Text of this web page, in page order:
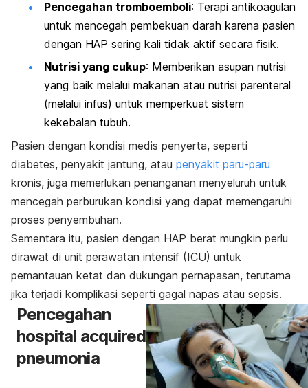
Pencegahan tromboemboli: Terapi antikoagulan
untuk mencegah pembekuan darah karena pasien
dengan HAP sering kali tidak aktif secara fisik.
Nutrisi yang cukup: Memberikan asupan nutrisi
yang baik melalui makanan atau nutrisi parenteral
(melalui infus) untuk memperkuat sistem
kekebalan tubuh.
Pasien dengan kondisi medis penyerta, seperti
diabetes, penyakit jantung, atau penyakit paru-paru
kronis, juga memerlukan penanganan menyeluruh untuk
mencegah perburukan kondisi yang dapat memengaruhi
proses penyembuhan.
Sementara itu, pasien dengan HAP berat mungkin perlu
dirawat di unit perawatan intensif (ICU) untuk
pemantauan ketat dan dukungan pernapasan, terutama
jika terjadi komplikasi seperti gagal napas atau sepsis.
Pencegahan
hospital acquired
pneumonia